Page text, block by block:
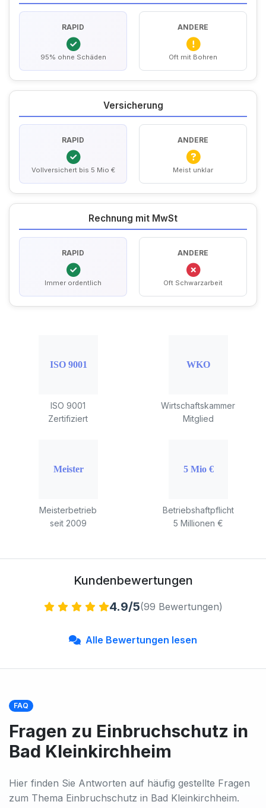
RAPID
95% ohne Schäden
ANDERE
Oft mit Bohren
Versicherung
RAPID
Vollversichert bis 5 Mio €
ANDERE
Meist unklar
Rechnung mit MwSt
RAPID
Immer ordentlich
ANDERE
Oft Schwarzarbeit
ISO 9001
Zertifiziert
Wirtschaftskammer
Mitglied
Meisterbetrieb
seit 2009
Betriebshaftpflicht
5 Millionen €
Kundenbewertungen
4.9/5(99 Bewertungen)
Alle Bewertungen lesen
FAQ
Fragen zu Einbruchschutz in
Bad Kleinkirchheim
Hier finden Sie Antworten auf häufig gestellte Fragen
zum Thema Einbruchschutz in Bad Kleinkirchheim.